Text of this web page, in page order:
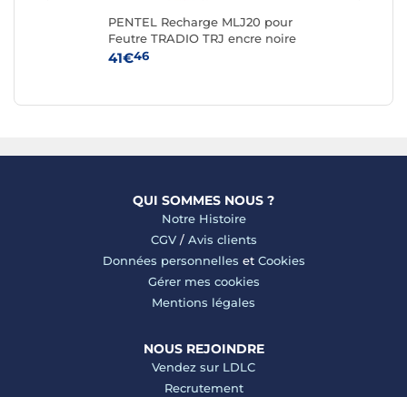
PENTEL Recharge MLJ20 pour
Feutre TRADIO TRJ encre noire
x 12
41€46
QUI SOMMES NOUS ?
Notre Histoire
CGV/ Avis clients
Données personnelles et Cookies
Gérer mes cookies
Mentions légales
NOUS REJOINDRE
Vendez sur LDLC
Recrutement